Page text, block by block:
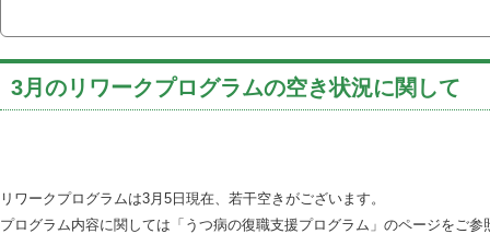
3月のリワークプログラムの空き状況に関して
リワークプログラムは3月5日現在、若干空きがございます。
プログラム内容に関しては「うつ病の復職支援プログラム」のページをご参